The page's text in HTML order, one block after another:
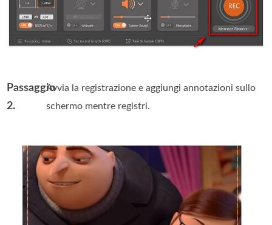
Passaggio
2.
Avvia la registrazione e aggiungi annotazioni sullo
schermo mentre registri.